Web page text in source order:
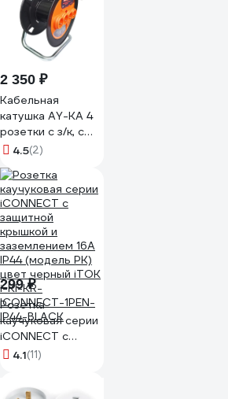
2 350 ₽
Кабельная
катушка AY-KA 4
розетки с з/к, с
термозащитой
4.5(2)
299 ₽
Розетка
каучуковая серии
iCONNECT с
защитной
4.1(11)